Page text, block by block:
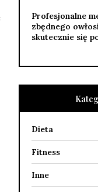
Profesjonalne
zbędnego
skutecznie się
Dieta
Fitness
Inne